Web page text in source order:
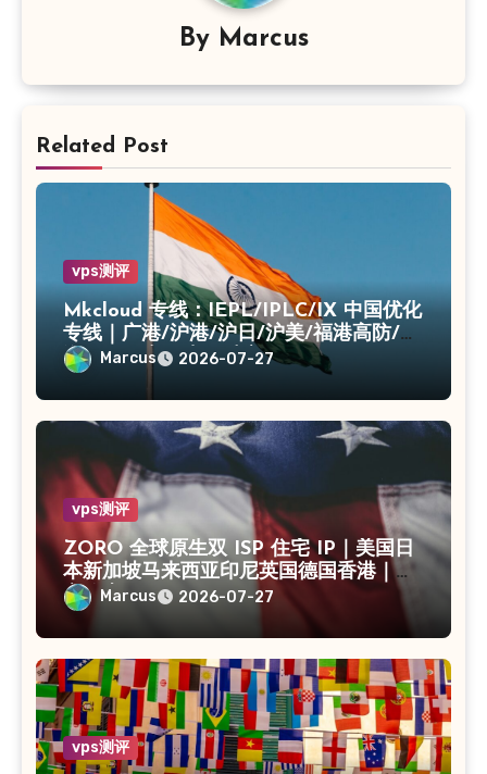
By Marcus
Related Post
vps测评
Mkcloud 专线：IEPL/IPLC/IX 中国优化
专线｜广港/沪港/沪日/沪美/福港高防/上
海CN2｜入口出口独享IP
Marcus 2026-07-27
vps测评
ZORO 全球原生双 ISP 住宅 IP｜美国日
本新加坡马来西亚印尼英国德国香港｜独
享静态 IPv4
Marcus 2026-07-27
vps测评